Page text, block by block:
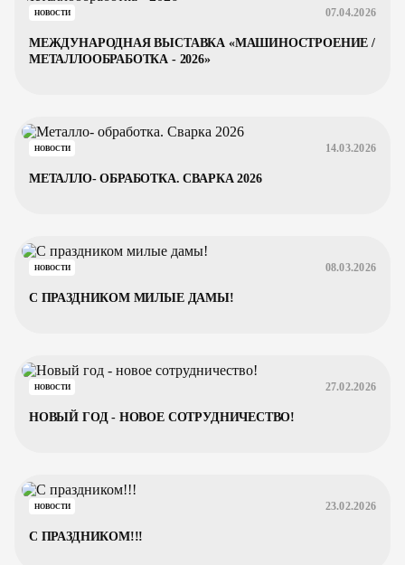
НОВОСТИ 07.04.2026
МЕЖДУНАРОДНАЯ ВЫСТАВКА «МАШИНОСТРОЕНИЕ /
МЕТАЛЛООБРАБОТКА - 2026»
НОВОСТИ 14.03.2026
МЕТАЛЛО- ОБРАБОТКА. СВАРКА 2026
НОВОСТИ 08.03.2026
С ПРАЗДНИКОМ МИЛЫЕ ДАМЫ!
НОВОСТИ 27.02.2026
НОВЫЙ ГОД - НОВОЕ СОТРУДНИЧЕСТВО!
НОВОСТИ 23.02.2026
С ПРАЗДНИКОМ!!!